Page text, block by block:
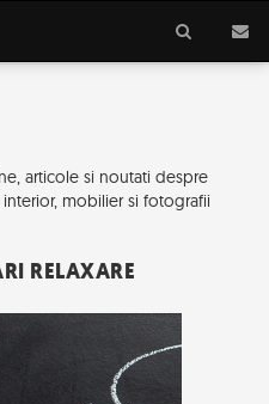
articole si noutati despre
mobilier si fotografii
RELAXARE